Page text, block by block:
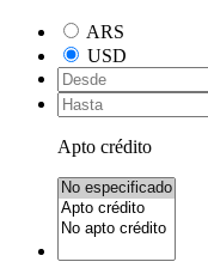
ARS
USD
Apto crédito